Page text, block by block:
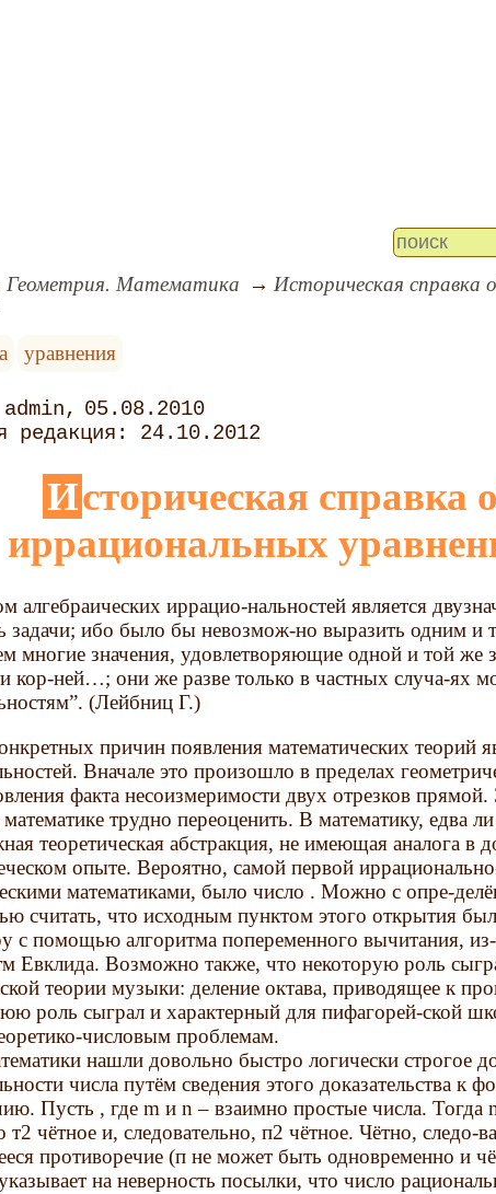
Геометрия. Математика
Историческая справка
уравнения
admin
05.08.2010
24.10.2012
Историческая справка об
иррациональных
алгебраических иррацио-нальностей является
задачи; ибо было бы невозмож-но выразить одним и
многие значения, удовлетворяющие одной и той же
кор-ней…; они же разве только в частных случа-ях
(Лейбниц Г.)
причин появления математических теорий
Вначале это произошло в пределах
факта несоизмеримости двух отрезков прямой.
трудно переоценить. В математику, едва
теоретическая абстракция, не имеющая аналога в
опыте. Вероятно, самой первой
математиками, было число . Можно с опре-
считать, что исходным пунктом этого открытия
помощью алгоритма попеременного вычитания, из-
Евклида. Возможно также, что некоторую роль
теории музыки: деление октава, приводящее к
роль сыграл и характерный для пифагорей-ской
числовым проблемам.
нашли довольно быстро логически строгое
числа путём сведения этого доказательства к
Пусть , где m и n – взаимно простые числа. Тогда
т2 чётное и, следовательно, п2 чётное. Чётно, следо-
противоречие (п не может быть одновременно и
на неверность посылки, что число